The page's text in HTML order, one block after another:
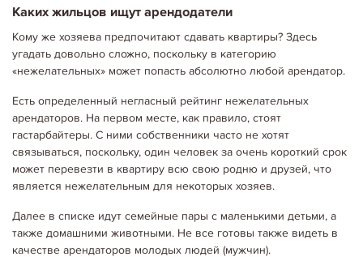
Каких жильцов ищут арендодатели
Кому же хозяева предпочитают сдавать квартиры? Здесь
угадать довольно сложно, поскольку в категорию
«нежелательных» может попасть абсолютно любой арендатор.
Есть определенный негласный рейтинг нежелательных
арендаторов. На первом месте, как правило, стоят
гастарбайтеры. С ними собственники часто не хотят
связываться, поскольку, один человек за очень короткий срок
может перевезти в квартиру всю свою родню и друзей, что
является нежелательным для некоторых хозяев.
Далее в списке идут семейные пары с маленькими детьми, а
также домашними животными. Не все готовы также видеть в
качестве арендаторов молодых людей (мужчин).